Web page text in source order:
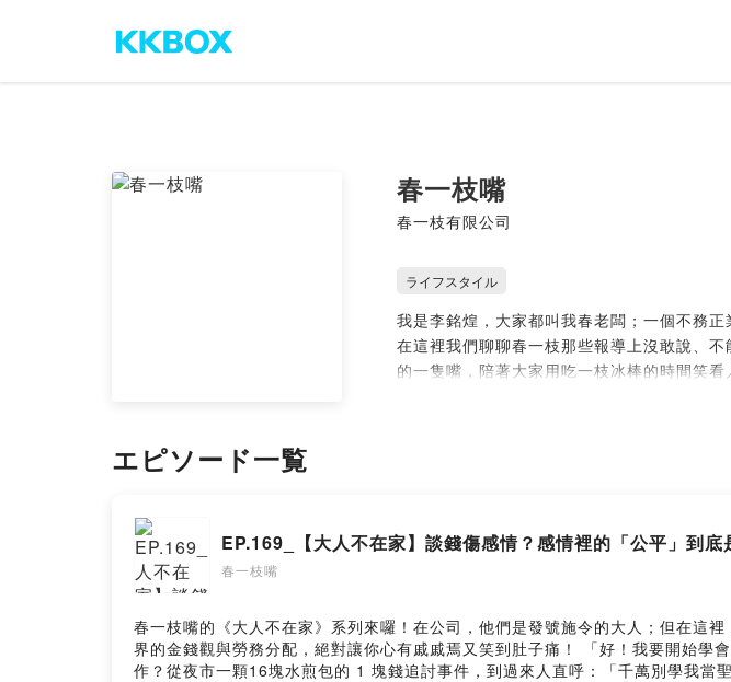
春一枝嘴
春一枝有限公司
ライフスタイル
我是李銘煌，大家都叫我春老闆；一個不務正
在這裡我們聊聊春一枝那些報導上沒敢說、
的一隻嘴，陪著大家用吃一枝冰棒的時間笑看
エピソード一覧
EP.169_【大人不在家】談錢傷感情？感情裡的「公平」到底
春一枝嘴
春一枝嘴的《大人不在家》系列來囉！在公司，他們是發號施令的大人；但在這
界的金錢觀與勞務分配，絕對讓你心有戚戚焉又笑到肚子痛！ 「好！我要開始
作？從夜市一顆16塊水煎包的 1 塊錢追討事件，到過來人直呼：「千萬別學我